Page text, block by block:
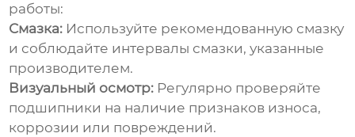
работы:
Смазка: Используйте рекомендованную смазку
и соблюдайте интервалы смазки, указанные
производителем.
Визуальный осмотр: Регулярно проверяйте
подшипники на наличие признаков износа,
коррозии или повреждений.